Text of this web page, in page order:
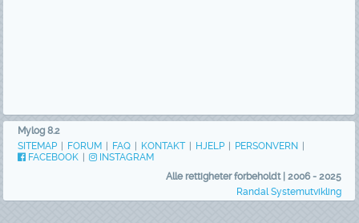
Mylog 8.2
SITEMAP | FORUM | FAQ | KONTAKT | HJELP | PERSONVERN |
FACEBOOK |
INSTAGRAM
Alle rettigheter forbeholdt | 2006 - 2025
Randal Systemutvikling